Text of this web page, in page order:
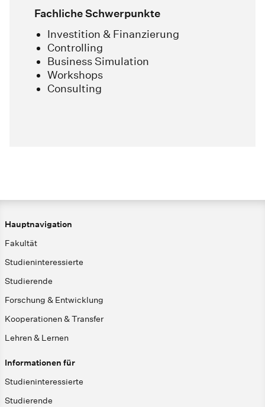
Fachliche Schwerpunkte
Investition & Finanzierung
Controlling
Business Simulation
Workshops
Consulting
Hauptnavigation
Fakultät
Studieninteressierte
Studierende
Forschung & Entwicklung
Kooperationen & Transfer
Lehren & Lernen
Informationen für
Studieninteressierte
Studierende